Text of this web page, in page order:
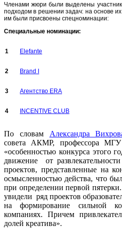
Членами жюри были выделены
подходом в решении задач: на основе
им были присвоены спецноминации:
Специальные номинации:
1 Elefante
2 Brand I
3 Агентство ERA
4 INCENTIVE CLUB
По словам Александра
совета АКМР, профессора
«особенностью конкурса этого
движение от
проектов, представленные на
осмысленностью действа, что
при определении первой
увидели ряд проектов
на формирование сильной
компаниях. Причем
долей креатива».